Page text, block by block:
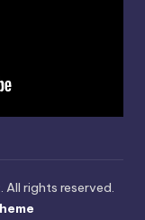
. All rights reserved.